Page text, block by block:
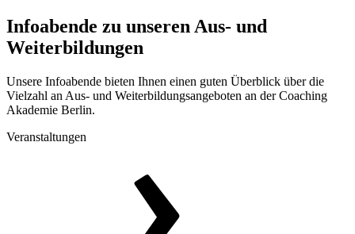
Infoabende zu unseren Aus- und
Weiterbildungen
Unsere Infoabende bieten Ihnen einen guten Überblick über die
Vielzahl an Aus- und Weiterbildungsangeboten an der Coaching
Akademie Berlin.
Veranstaltungen